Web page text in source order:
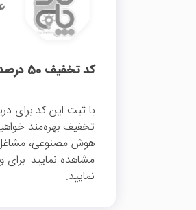
کد تخفیف 50 درصدی تناسب‌سنج کار پله
هوش مصنوعی، مشاغل
مشاهده نمایید.
نمایید.